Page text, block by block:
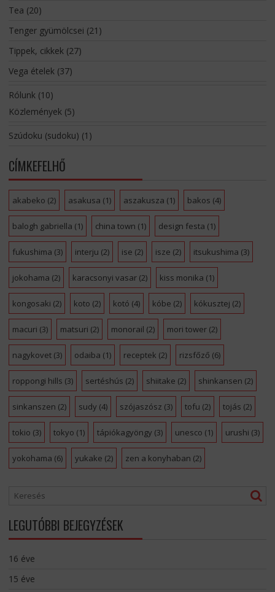
Tea (20)
Tenger gyümölcsei (21)
Tippek, cikkek(27)
Vega ételek(37)
Rólunk(10)
Közlemények(5)
Szúdoku (sudoku) (1)
CÍMKEFELHŐ
akabeko (2) asakusa (1) aszakusza (1) bakos (4)
balogh gabriella (1) china town (1) design festa (1)
fukushima (3) interju (2) ise (2) isze (2) itsukushima (3)
jokohama (2) karacsonyi vasar(2) kiss monika (1)
kongosaki (2) koto (2) kotó (4) kóbe (2) kókusztej (2)
macuri (3) matsuri (2) monorail (2) mori tower(2)
nagykovet(3) odaiba (1) receptek (2) rizsfőző (6)
roppongi hills (3) sertéshús (2) shiitake (2) shinkansen (2)
sinkanszen (2) sudy (4) szójaszósz (3) tofu (2) tojás (2)
tokio (3) tokyo (1) tápiókagyöngy (3) unesco (1) urushi (3)
yokohama (6) yukake (2) zen a konyhaban (2)
LEGUTÓBBI BEJEGYZÉSEK
16 éve
15 éve